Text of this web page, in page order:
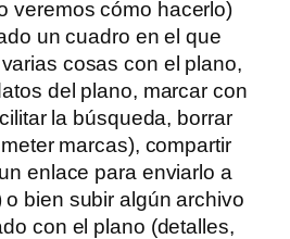
veremos cómo hacerlo)
un cuadro en el que
cosas con el plano,
del plano, marcar con
la búsqueda, borrar
marcas), compartir
enlace para enviarlo a
bien subir algún archivo
con el plano (detalles,